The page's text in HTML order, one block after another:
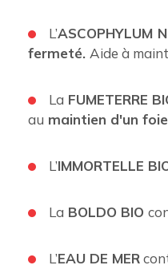
L’ASCOPHYLUM
fermeté.Aide à
La FUMETERRE
au maintien d'un
L’IMMORTELLE
La BOLDO BIO
L’EAU DE MER